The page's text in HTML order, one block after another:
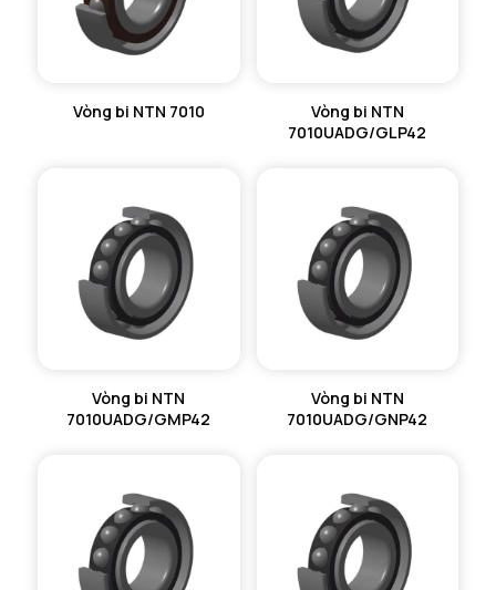
Vòng bi NTN 7010
Vòng bi NTN
7010UADG/GLP42
Vòng bi NTN
7010UADG/GMP42
Vòng bi NTN
7010UADG/GNP42